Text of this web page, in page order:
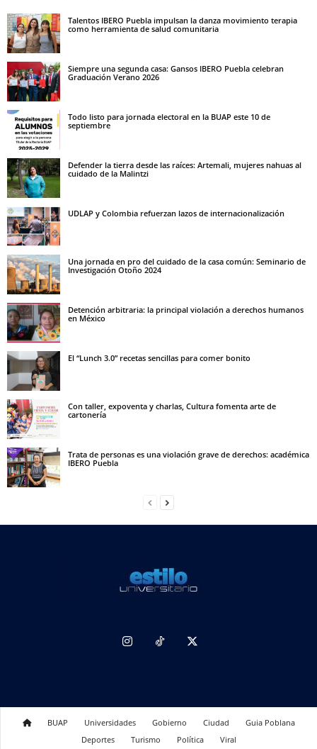
Talentos IBERO Puebla impulsan la danza movimiento terapia
como herramienta de salud comunitaria
Siempre una segunda casa: Gansos IBERO Puebla celebran
Graduación Verano 2026
Todo listo para jornada electoral en la BUAP este 10 de
septiembre
Defender la tierra desde las raíces: Artemali, mujeres nahuas al
cuidado de la Malintzi
UDLAP y Colombia refuerzan lazos de internacionalización
Una jornada en pro del cuidado de la casa común: Seminario de
Investigación Otoño 2024
Detención arbitraria: la principal violación a derechos humanos
en México
El “Lunch 3.0” recetas sencillas para comer bonito
Con taller, expoventa y charlas, Cultura fomenta arte de
cartonería
Trata de personas es una violación grave de derechos: académica
IBERO Puebla
BUAP Universidades Gobierno Ciudad
Guia Poblana
Deportes
Turismo Política Viral